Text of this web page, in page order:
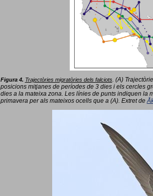
Figura 4. Trajectòries migratòries dels falciots. (A)
posicions mitjanes de períodes de 3 dies i els cercles
dies a la mateixa zona. Les línies de punts indiquen la
primavera per als mateixos ocells que a (A). Extret de